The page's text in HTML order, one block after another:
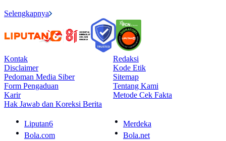
Selengkapnya
Kontak
Redaksi
Disclaimer
Kode Etik
Pedoman Media Siber
Sitemap
Form Pengaduan
Tentang Kami
Karir
Metode Cek Fakta
Hak Jawab dan Koreksi Berita
Liputan6
Merdeka
Bola.com
Bola.net